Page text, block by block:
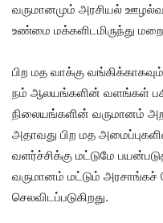
வருமானமும் அரசியல்
உண்மை மக்களிடமிருந்து
பிற மத வாக்கு
நம் ஆலயங்களின் வளங்கள்
நிலையங்களின் வருமானம்
அதாவது பிற மத
வளர்ச்சிக்கு மட்டுமே
வருமானம் மட்டும் அரசாங்கச்
செலவிடப்படுகிறது.